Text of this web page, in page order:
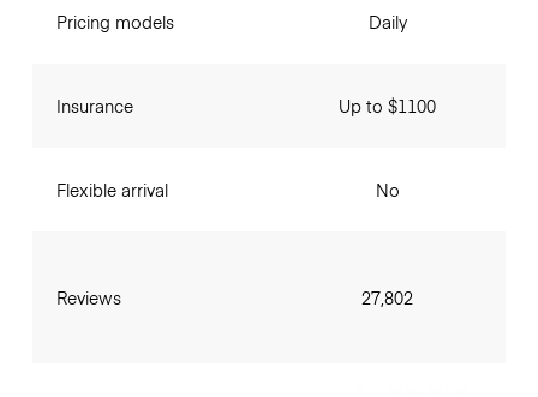
Pricing models
Insurance
Flexible arrival
Reviews
Daily
Up to $1100
No
27,802